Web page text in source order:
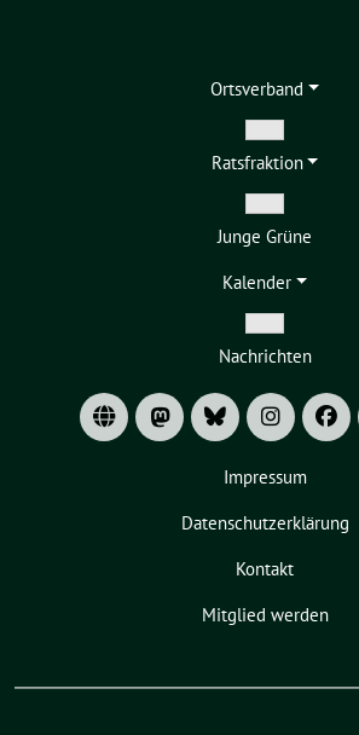
Ortsverband
Zeige
Untermenü
Ratsfraktion
Zeige
Untermenü
Junge Grüne
Kalender
Zeige
Untermenü
Nachrichten
Impressum
Datenschutzerklärung
Kontakt
Mitglied werden